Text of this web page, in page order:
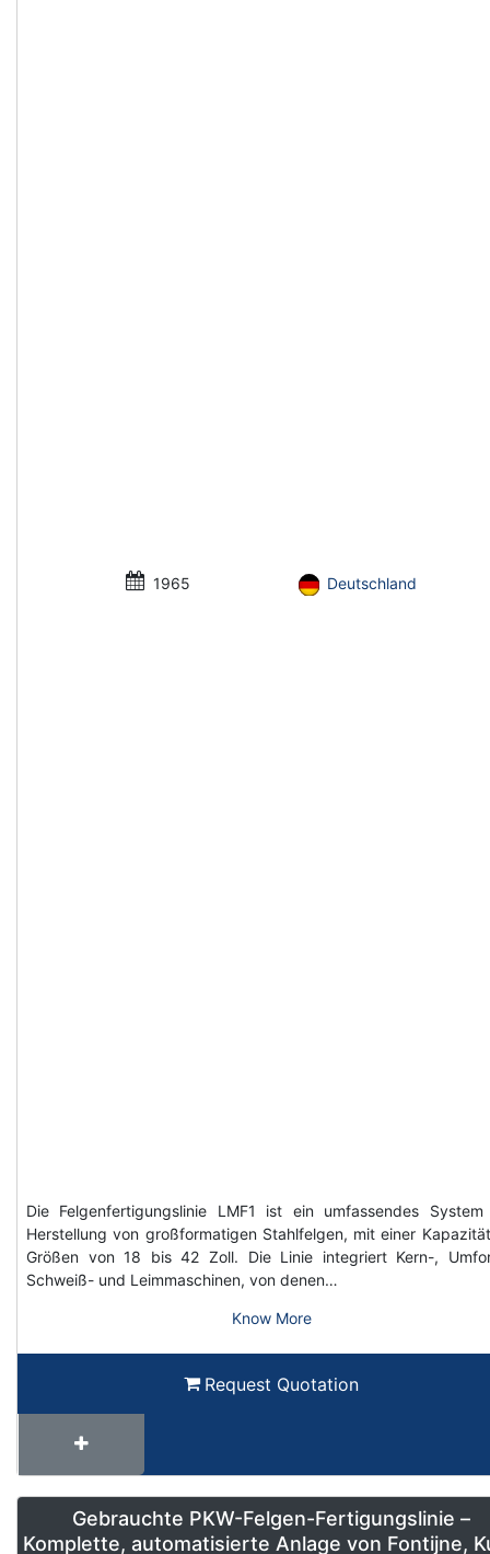
1965 Deutschland
Die Felgenfertigungslinie LMF1 ist ein umfassendes
Herstellung von großformatigen Stahlfelgen, mit einer
Größen von 18 bis 42 Zoll. Die Linie integriert Kern-,
Schweiß- und Leimmaschinen, von denen…
Know More
Request Quotation
Gebrauchte PKW-Felgen-Fertigungslinie –
Komplette, automatisierte Anlage von Fontijne,